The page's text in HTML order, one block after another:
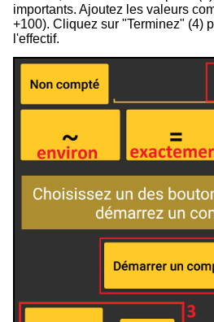
importants. Ajoutez les valeurs
+100). Cliquez sur "Terminez" (4)
l'effectif.